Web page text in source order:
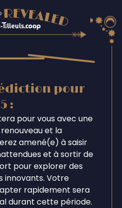
pour
:
pour vous avec une
et la
amené(e) à saisir
et à sortir de
pour explorer des
innovants. Votre
rapidement sera
durant cette période.